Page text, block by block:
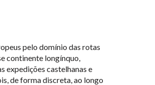
pelo domínio das rotas
continente longínquo,
expedições castelhanas e
de forma discreta, ao longo